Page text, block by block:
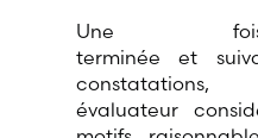
Une fois
terminée et
évaluateur